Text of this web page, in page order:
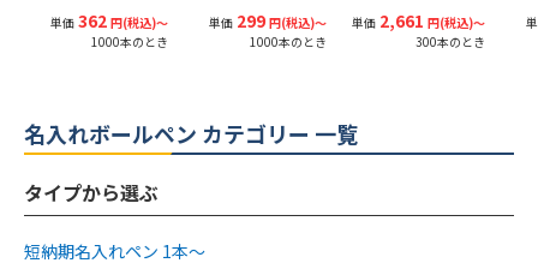
単価 362 円(税込)〜
1000本のとき
単価 299 円(税込)〜
1000本のとき
単価 2,661 円(税込)〜
300本のとき
名入れボールペン カテゴリー 一覧
タイプから選ぶ
短納期名入れペン 1本〜